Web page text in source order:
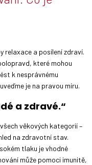
relaxace a posílení zdraví.
které mohou
k nesprávnému
je na pravou míru.
a zdravé.“
věkových kategorií –
na zdravotní stav.
tlaku je vhodné
může pomoci imunitě,